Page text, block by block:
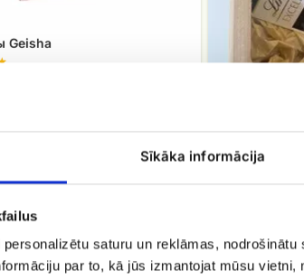
Sīkāka informācija
saturu un reklāmas,
par to, kā jūs izmantojat mūsu
Geisha
​Коробка
EUR 25.00